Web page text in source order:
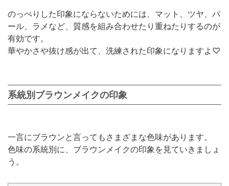
のっぺりした印象にならないためには、マット、ツヤ、パ
ール、ラメなど、質感を組み合わせたり重ねたりするのが
有効です。
華やかさや抜け感が出て、洗練された印象になりますよ♡
系統別ブラウンメイクの印象
一言にブラウンと言ってもさまざまな色味があります。
色味の系統別に、ブラウンメイクの印象を見ていきましょ
う。